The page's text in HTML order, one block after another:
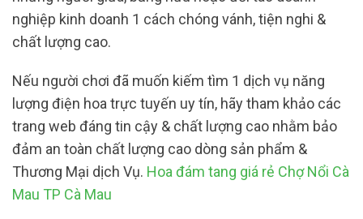
nghiệp kinh doanh 1 cách chóng vánh, tiện nghi &
chất lượng cao.
Nếu người chơi đã muốn kiếm tìm 1 dịch vụ năng
lượng điện hoa trực tuyến uy tín, hãy tham khảo các
trang web đáng tin cậy & chất lượng cao nhằm bảo
đảm an toàn chất lượng cao dòng sản phẩm &
Thương Mại dịch Vụ. Hoa đám tang giá rẻ Chợ Nổi Cà
Mau TP Cà Mau